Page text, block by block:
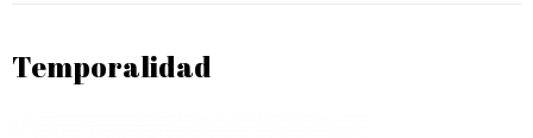
Temporalidad